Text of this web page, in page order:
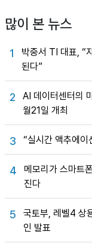
많이 본 뉴스
1
박중서 TI 대표, “
된다”
2
AI 데이터센터의
월21일 개최
3 “실시간 액추에이
4
메모리가 스마트
진다
5
국토부, 레벨4 상
인 발표